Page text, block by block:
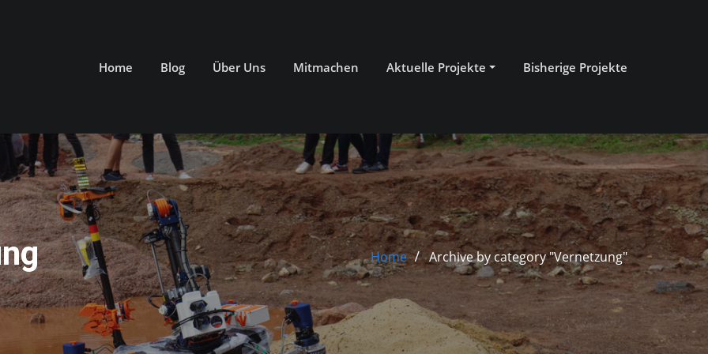
Home Blog Über Uns Mitmachen Aktuelle Projekte Bisherige Projekte
Home Archive by category "Vernetzung"